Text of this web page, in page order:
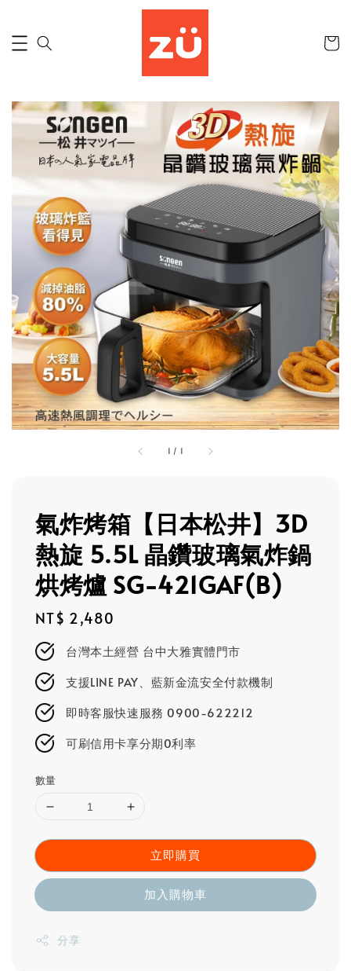
1 / 1
氣炸烤箱【日本松井】3D
熱旋 5.5L 晶鑽玻璃氣炸鍋
烘烤爐 SG-421GAF(B)
Regular
price
NT$ 2,480
台灣本土經營 台中大雅實體門市
支援LINE PAY、藍新金流安全付款機制
即時客服快速服務 0900-622212
可刷信用卡享分期0利率
數量
立即購買
加入購物車
分享